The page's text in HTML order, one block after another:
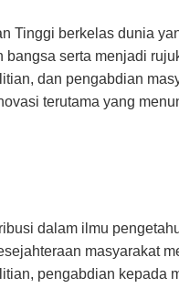
Tinggi berkelas dunia
bangsa serta menjadi
dan pengabdian
terutama yang
dalam ilmu
masyarakat
pengabdian kepada